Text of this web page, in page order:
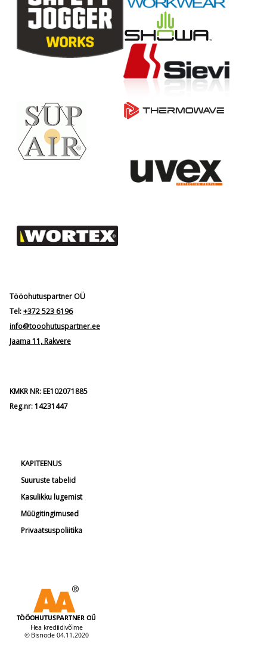
Tööohutuspartner OÜ
Tel:+372 523 6196
info@tooohutuspartner.ee
Jaama 11, Rakvere
KMKR NR: EE102071885
Reg.nr: 14231447
KAPITEENUS
Suuruste tabelid
Kasulikku lugemist
Müügitingimused
Privaatsuspoliitika